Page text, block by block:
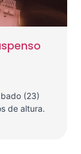
(23)
de altura.